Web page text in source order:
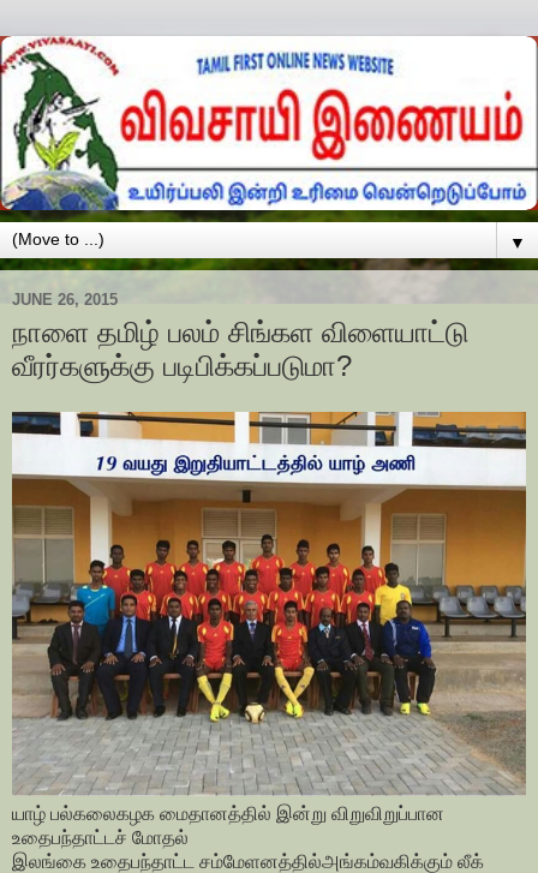
▼
JUNE 26, 2015
நாளை தமிழ் பலம் சிங்கள விளையாட்டு
வீரர்களுக்கு படிபிக்கப்படுமா?
யாழ் பல்கலைகழக மைதானத்தில் இன்று விறுவிறுப்பான
உதைபந்தாட்டச் மோதல்
இலங்கை உதைபந்தாட்ட சம்மேளனத்தில்அங்கம்வகிக்கும் லீக்